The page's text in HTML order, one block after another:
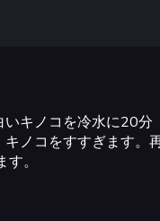
キノコを冷水に20分
ノコをすすぎます。
。